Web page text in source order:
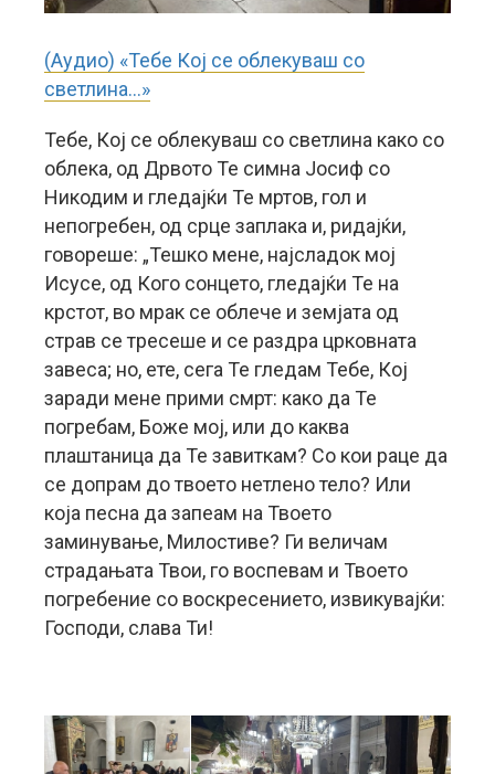
(Аудио) «Тебе Кој се облекуваш со
светлина…»
Тебе, Кој се облекуваш со светлина како со
облека, од Дрвото Те симна Јосиф со
Никодим и гледајќи Те мртов, гол и
непогребен, од срце заплака и, ридајќи,
говореше: „Тешко мене, најсладок мој
Исусе, од Кого сонцето, гледајќи Те на
крстот, во мрак се облече и земјата од
страв се тресеше и се раздра црковната
завеса; но, ете, сега Те гледам Тебе, Кој
заради мене прими смрт: како да Те
погребам, Боже мој, или до каква
плаштаница да Те завиткам? Со кои раце да
се допрам до твоето нетлено тело? Или
која песна да запеам на Твоето
заминување, Милостиве? Ги величам
страдањата Твои, го воспевам и Твоето
погребение со воскресението, извикувајќи:
Господи, слава Ти!